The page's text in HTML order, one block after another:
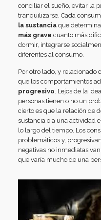
conciliar el sueño, evitar la
tranquilizarse. Cada
la sustancia que
más grave cuanto más
dormir, integrarse
diferentes al consumo.
Por otro lado, y relacionado
que los comportamientos
progresivo . Lejos de la
personas tienen o no un
cierto es que la relación de
sustancia o a una actividad
lo largo del tiempo. Los
problemáticos y,
negativas no inmediatas
que varía mucho de una